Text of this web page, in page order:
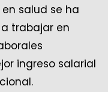
salud se ha
trabajar en
ingreso salarial